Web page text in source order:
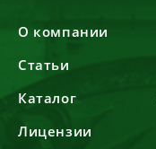
О компании
Статьи
Каталог
Лицензии